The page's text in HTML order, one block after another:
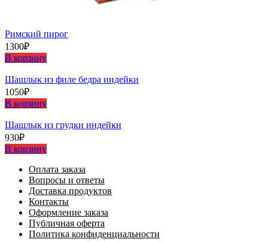
Римский пирог
1300₽
В корзину
Шашлыĸ из филе бедра индейĸи
1050₽
В корзину
Шашлыĸ из грудĸи индейĸи
930₽
В корзину
Оплата заказа
Вопросы и ответы
Доставка продуктов
Контакты
Оформление заказа
Публичная оферта
Политика конфиденциальности